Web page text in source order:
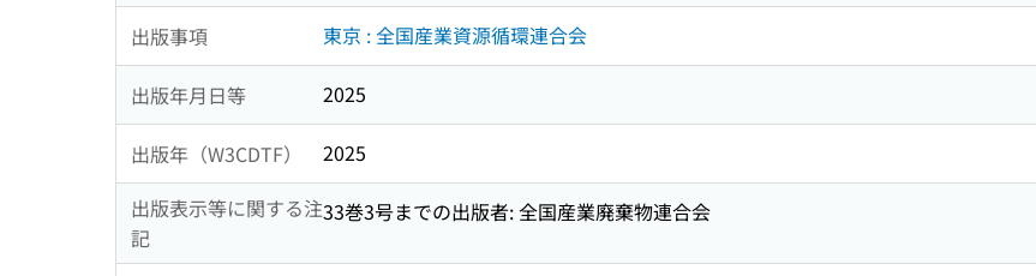
出版事項 東京 : 全国産業資源循環連合会
出版年月日等 2025
出版年（W3CDTF）
2025
出版表示等に関する注
記
33巻3号までの出版者: 全国産業廃棄物連合会